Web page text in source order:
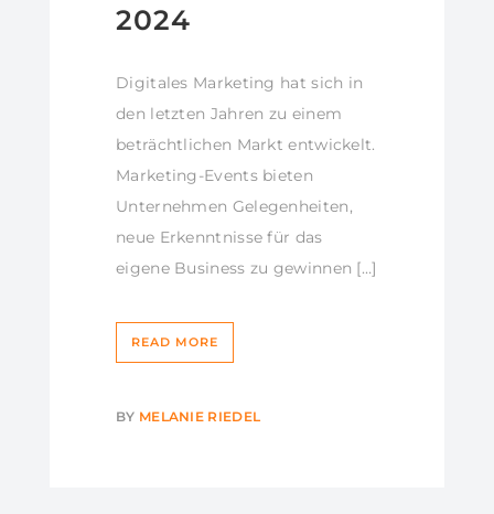
2024
Digitales Marketing hat sich in
den letzten Jahren zu einem
beträchtlichen Markt entwickelt.
Marketing-Events bieten
Unternehmen Gelegenheiten,
neue Erkenntnisse für das
eigene Business zu gewinnen […]
READ MORE
BY MELANIE RIEDEL